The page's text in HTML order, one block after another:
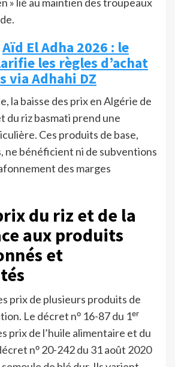
Aïd El Adha 2026 : le
les règles d’achat
via Adhahi DZ
la baisse des prix en Algérie de
du riz basmati prend une
Ces produits de base,
ne bénéficient ni de subventions
des marges
du riz et de la
aux produits
et
prix de plusieurs produits de
Le décret nᵒ 16-87 du 1ᵉʳ
prix de l’huile alimentaire et du
nᵒ 20-242 du 31 août 2020